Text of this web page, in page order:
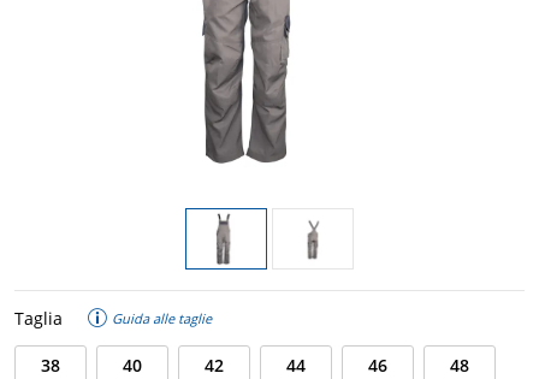
Taglia Guida alle taglie
38 40 42 44 46 48